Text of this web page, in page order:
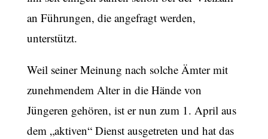
an Führungen, die angefragt werden,
unterstützt.
Weil seiner Meinung nach solche Ämter mit
zunehmendem Alter in die Hände von
Jüngeren gehören, ist er nun zum 1. April aus
dem „aktiven“ Dienst ausgetreten und hat das